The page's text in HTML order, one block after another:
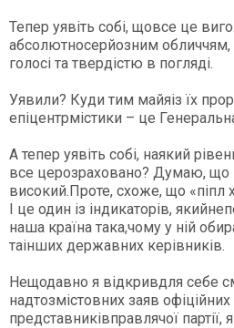
Тепер уявіть собі, щовсе це
абсолютносерйозним обличчям,
голосі та твердістю в погляді.
Уявили? Куди тим майяіз їх
епіцентрмістики – це
А тепер уявіть собі, наякий
все церозраховано? Думаю, що
високий.Проте, схоже, що «піпл
І це один із індикаторів,
наша країна така,чому у ній
таінших державних керівників.
Нещодавно я відкривдля себе
надтозмістовних заяв офіційних
представниківправлячої